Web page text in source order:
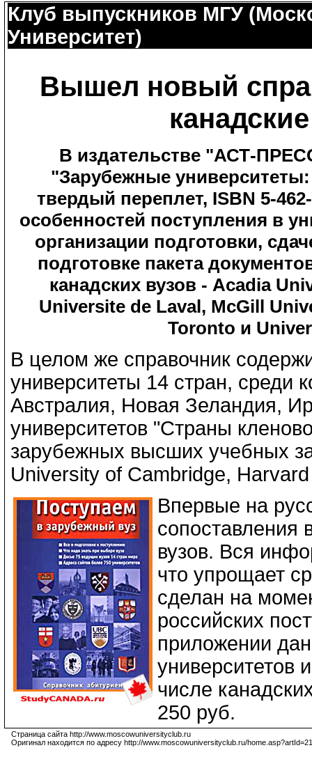
Клуб выпускников МГУ
Университет)
Вышел новый
В издательстве "АСТ-
"Зарубежные университеты:
твердый переплет, ISBN 5-
особенностей поступления в
организации подготовки,
подготовке пакета
канадских вузов - Acadia
Universite de Laval, McGill
Toronto и
В целом же справочник
университеты 14 стран,
Австралия, Новая Зеландия,
университетов "Страны
зарубежных высших учебных
University of Cambridge,
Впервые на
сопоставления
вузов. Вся
что упрощает
сделан на
российских
приложении
университетов
числе
250 руб.
Страница сайта http://www.moscowuniversityclub.ru
Оригинал находится по адресу http://www.moscowuniversityclub.ru/